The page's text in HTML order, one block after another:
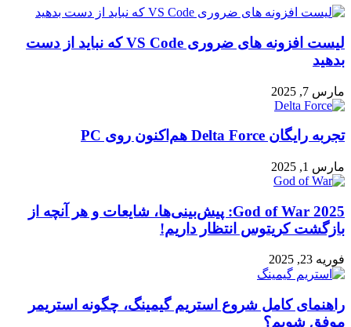
لیست افزونه های ضروری VS Code که نباید از دست
بدهید
مارس 7, 2025
تجربه رایگان Delta Force هم‌اکنون روی PC
مارس 1, 2025
God of War 2025: پیش‌بینی‌ها، شایعات و هر آنچه از
بازگشت کریتوس انتظار داریم!
فوریه 23, 2025
راهنمای کامل شروع استریم گیمینگ، چگونه استریمر
موفق شویم؟